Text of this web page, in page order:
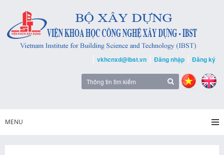
vkhcnxd@ibst.vn Đăng nhập Đăng ký
MENU